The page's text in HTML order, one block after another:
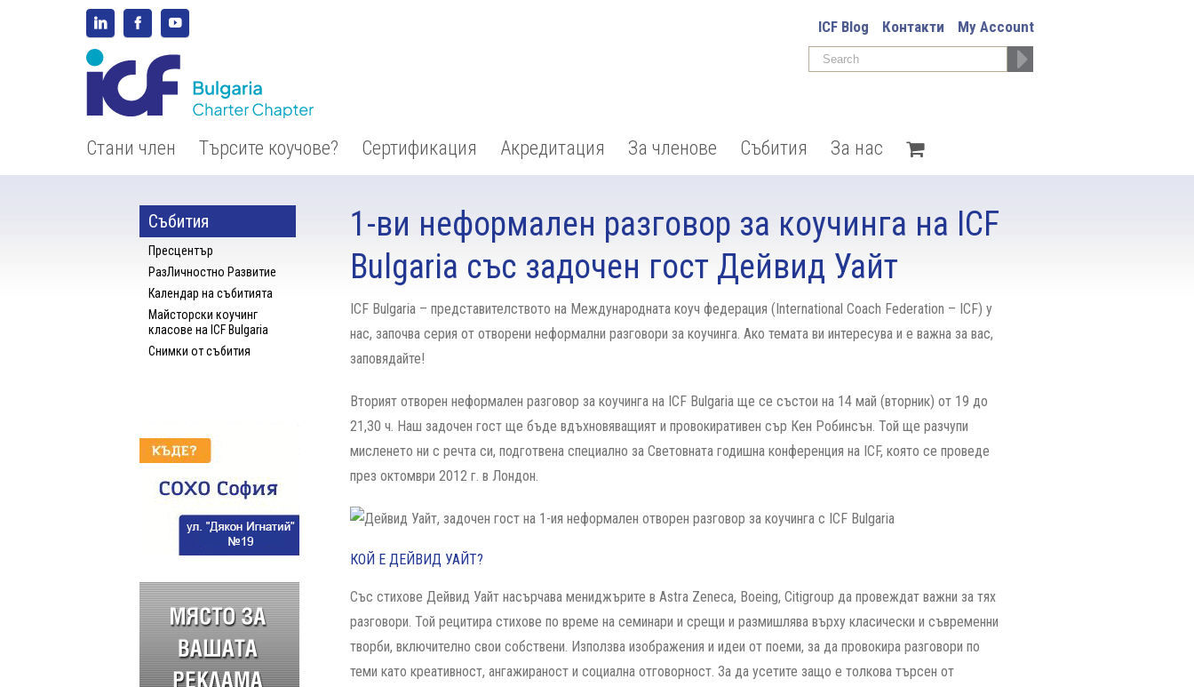
ICF Blog Контакти My Account
Стани член Търсите коучове? Сертификация Акредитация За членове Събития За нас
Събития
Пресцентър
РазЛичностно Развитие
Календар на събитията
Майсторски коучинг
класове на ICF Bulgaria
Снимки от събития
1-ви неформален разговор за коучинга на ICF
Bulgaria със задочен гост Дейвид Уайт
ICF Bulgaria – представителството на Международната коуч федерация (International Coach Federation – ICF) у
нас, започва серия от отворени неформални разговори за коучинга. Ако темата ви интересува и е важна за вас,
заповядайте!
Вторият отворен неформален разговор за коучинга на ICF Bulgaria ще се състои на 14 май (вторник) от 19 до
21,30 ч. Наш задочен гост ще бъде вдъхновяващият и провокиративен сър Кен Робинсън. Той ще разчупи
мисленето ни с речта си, подготвена специално за Световната годишна конференция на ICF, която се проведе
през октомври 2012 г. в Лондон.
КОЙ Е ДЕЙВИД УАЙТ?
Със стихове Дейвид Уайт насърчава мениджърите в Astra Zeneca, Boeing, Citigroup да провеждат важни за тях
разговори. Той рецитира стихове по време на семинари и срещи и размишлява върху класически и съвременни
творби, включително свои собствени. Използва изображения и идеи от поеми, за да провокира разговори по
теми като креативност, ангажираност и социална отговорност. За да усетите защо е толкова търсен от